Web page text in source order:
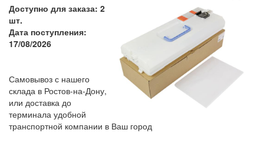
Доступно для заказа: 2
шт.
Дата поступления:
17/08/2026
Самовывоз с нашего
склада в Ростов-на-Дону,
или доставка до
терминала удобной
транспортной компании в Ваш город